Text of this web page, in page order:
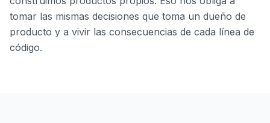
tomar las mismas decisiones que toma un dueño de
producto y a vivir las consecuencias de cada línea de
código.